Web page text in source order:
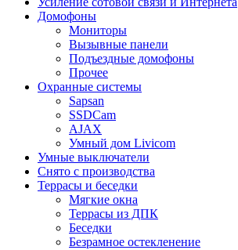
Домофоны
Мониторы
Вызывные панели
Подъездные домофоны
Прочее
Охранные системы
Sapsan
SSDCam
AJAX
Умный дом Livicom
Умные выключатели
Снято с производства
Террасы и беседки
Мягкие окна
Террасы из ДПК
Беседки
Безрамное остекленение